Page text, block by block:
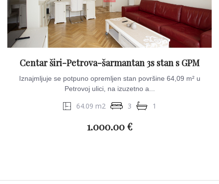
Centar širi-Petrova-šarmantan 3s stan s GPM
Iznajmljuje se potpuno opremljen stan površine 64,09 m² u
Petrovoj ulici, na izuzetno a...
64.09 m2 3 1
1.000.00 €